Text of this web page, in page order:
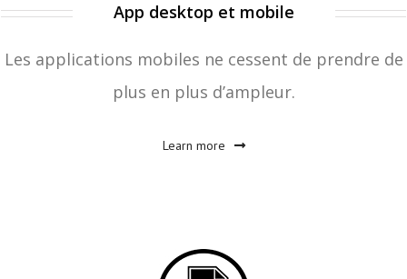
App desktop et mobile
Les applications mobiles ne cessent de prendre de
plus en plus d’ampleur.
Learn more